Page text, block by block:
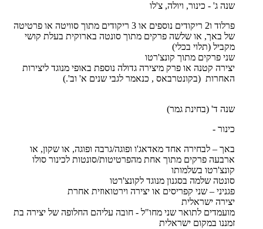
שנה ג' - כינור, ויולה, צ'לו
פרלוד ו2 ריקודים נוספים או 3 ריקודים מתוך סוויטה או פרטיטה
של באך, או שלשה פרקים מתוך סונטה בארוקית בעלת קושי
מקביל (תלוי בכלי)
שני פרקים מתוך קונצ'רטו
יצירה קטנה או פרק מיצירה גדולה נוספת באופי מנוגד ליצירות
האחרות (בקונטרבאס , כנאמר לגבי שנים א' וב'.)
שנה ד' (בחינת גמר)
כינור -
באך – לבחירה אחד מאדאג'ו ופוגה/גרבה ופוגה, או שקון, או
ארבעה פרקים מתוך אחת מהפרטיטות/סונטות לכינור סולו
קונצ'רטו בשלמותו
סונטה שלמה בסגנון מנוגד לקונצ'רטו
פגניני – שני קפריסים או יצירה וירטואוזית אחרת
יצירה ישראלית
מועמדים לתואר שני מחו"ל - חובה עליהם החלופה של יצירה בת
זמננו במקום ישראלית